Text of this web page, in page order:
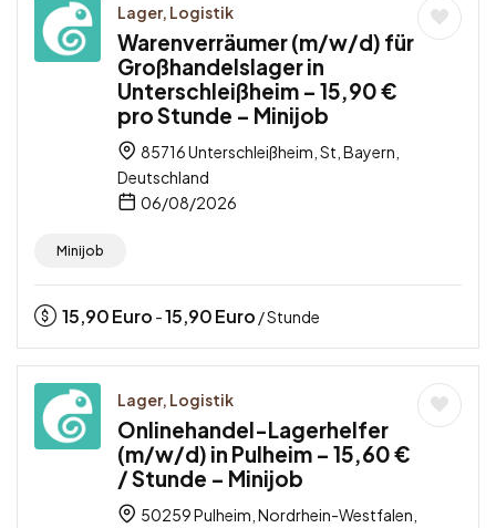
Lager, Logistik
Warenverräumer (m/w/d) für
Großhandelslager in
Unterschleißheim – 15,90 €
pro Stunde – Minijob
85716 Unterschleißheim, St, Bayern,
Deutschland
06/08/2026
Minijob
15,90Euro -15,90Euro / Stunde
Lager, Logistik
Onlinehandel-Lagerhelfer
(m/w/d) in Pulheim – 15,60 €
/ Stunde – Minijob
50259 Pulheim, Nordrhein-Westfalen,